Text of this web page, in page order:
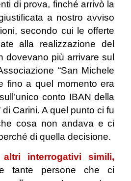
di prova, finché arrivò la
a nostro avviso
secondo cui le offerte
alla realizzazione del
dovevano più arrivare sul
“San Michele
fino a quel momento era
conto IBAN della
di Carini. A quel punto ci fu
cosa non andava e ci
di quella decisione.
interrogativi simili,
tante persone che ci